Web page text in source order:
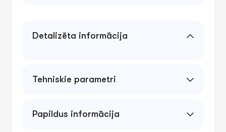
Detalizēta informācija
Tehniskie parametri
Papildus informācija